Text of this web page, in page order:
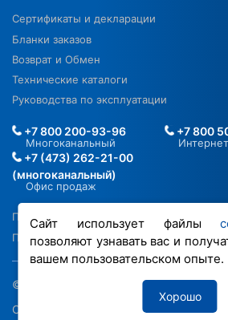
Сайт использует файлы
позволяют узнавать вас и
вашем пользовательском опыте.
Хорошо
Сертификаты и декларации
Бланки заказов
Возврат и Обмен
Технические каталоги
Руководства по эксплуатации
Политика в отношении ПДН
Политика обработки файлов cookie
+7 800 200-93-96
Многоканальный
+7 800
+7 (473) 262-21-00
(многоканальный)
Офис продаж
© 2026 ООО «РОВЕН-Регионы»
Сделано в